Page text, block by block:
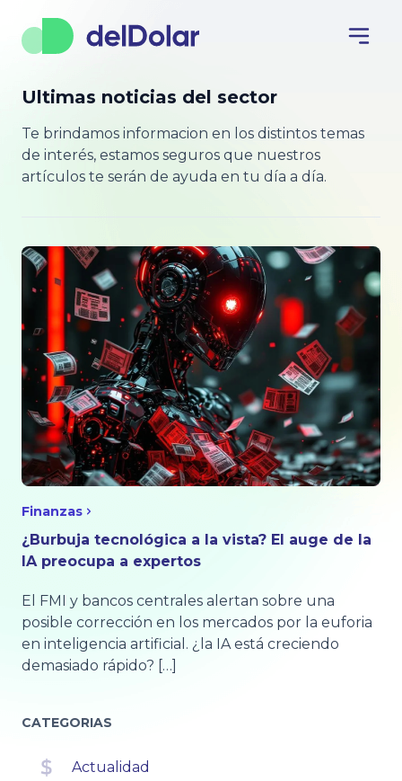
Ultimas noticias del sector
Te brindamos informacion en los distintos temas
de interés, estamos seguros que nuestros
artículos te serán de ayuda en tu día a día.
Finanzas
¿Burbuja tecnológica a la vista? El auge de la
IA preocupa a expertos
El FMI y bancos centrales alertan sobre una
posible corrección en los mercados por la euforia
en inteligencia artificial. ¿la IA está creciendo
demasiado rápido? […]
CATEGORIAS
Actualidad